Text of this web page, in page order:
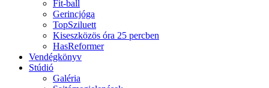
Fit-ball
Gerincjóga
TopSziluett
Kiseszközös óra 25 percben
HasReformer
Vendégkönyv
Stúdió
Galéria